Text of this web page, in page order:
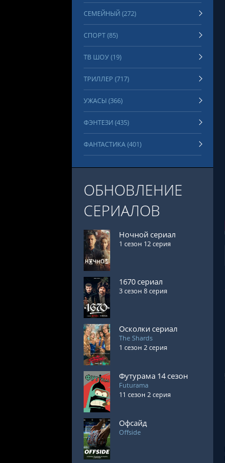
СЕМЕЙНЫЙ (272)
СПОРТ (85)
ТВ ШОУ (19)
ТРИЛЛЕР (717)
УЖАСЫ (366)
ФЭНТЕЗИ (435)
ФАНТАСТИКА (401)
ОБНОВЛЕНИЕ
СЕРИАЛОВ
Ночной сериал
1 сезон 12 серия
1670 сериал
3 сезон 8 серия
Осколки сериал
The Shards
1 сезон 2 серия
Футурама 14 сезон
Futurama
11 сезон 2 серия
Офсайд
Offside